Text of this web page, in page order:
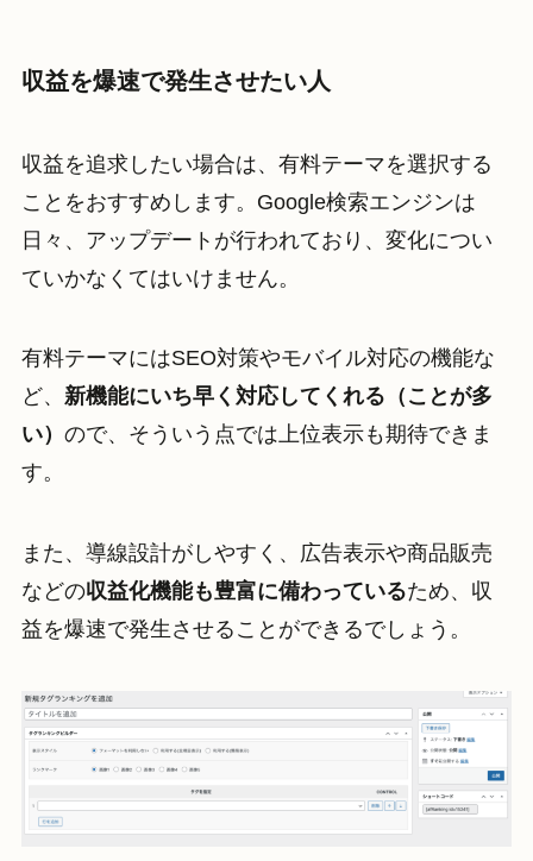
収益を爆速で発生させたい人
収益を追求したい場合は、有料テーマを選択する
ことをおすすめします。Google検索エンジンは
日々、アップデートが行われており、変化につい
ていかなくてはいけません。
有料テーマにはSEO対策やモバイル対応の機能な
ど、 新機能にいち早く対応してくれる（ことが多
い） ので、そういう点では上位表示も期待できま
す。
また、導線設計がしやすく、広告表示や商品販売
などの収益化機能も豊富に備わっているため、収
益を爆速で発生させることができるでしょう。